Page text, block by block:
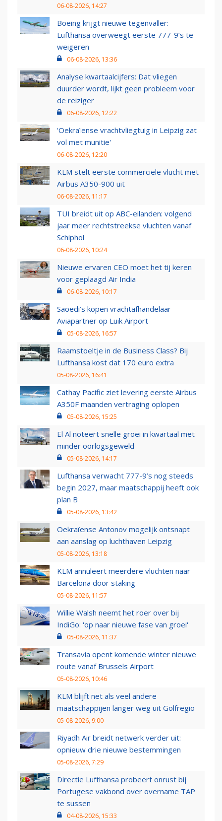
06-08-2026, 14:27
Boeing krijgt nieuwe tegenvaller:
Lufthansa overweegt eerste 777-9’s te
weigeren
06-08-2026, 13:36
Analyse kwartaalcijfers: Dat vliegen
duurder wordt, lijkt geen probleem voor
de reiziger
06-08-2026, 12:22
'Oekraïense vrachtvliegtuig in Leipzig zat
vol met munitie'
06-08-2026, 12:20
KLM stelt eerste commerciële vlucht met
Airbus A350-900 uit
06-08-2026, 11:17
TUI breidt uit op ABC-eilanden: volgend
jaar meer rechtstreekse vluchten vanaf
Schiphol
06-08-2026, 10:24
Nieuwe ervaren CEO moet het tij keren
voor geplaagd Air India
06-08-2026, 10:17
Saoedi’s kopen vrachtafhandelaar
Aviapartner op Luik Airport
05-08-2026, 16:57
Raamstoeltje in de Business Class? Bij
Lufthansa kost dat 170 euro extra
05-08-2026, 16:41
Cathay Pacific ziet levering eerste Airbus
A350F maanden vertraging oplopen
05-08-2026, 15:25
El Al noteert snelle groei in kwartaal met
minder oorlogsgeweld
05-08-2026, 14:17
Lufthansa verwacht 777-9’s nog steeds
begin 2027, maar maatschappij heeft ook
plan B
05-08-2026, 13:42
Oekraïense Antonov mogelijk ontsnapt
aan aanslag op luchthaven Leipzig
05-08-2026, 13:18
KLM annuleert meerdere vluchten naar
Barcelona door staking
05-08-2026, 11:57
Willie Walsh neemt het roer over bij
IndiGo: 'op naar nieuwe fase van groei'
05-08-2026, 11:37
Transavia opent komende winter nieuwe
route vanaf Brussels Airport
05-08-2026, 10:46
KLM blijft net als veel andere
maatschappijen langer weg uit Golfregio
05-08-2026, 9:00
Riyadh Air breidt netwerk verder uit:
opnieuw drie nieuwe bestemmingen
05-08-2026, 7:29
Directie Lufthansa probeert onrust bij
Portugese vakbond over overname TAP
te sussen
04-08-2026, 15:33